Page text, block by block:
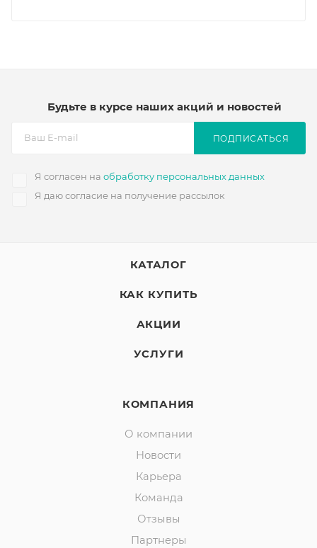
Будьте в курсе наших акций и новостей
Я согласен на обработку персональных данных
Я даю согласие на получение рассылок
ПОДПИСАТЬСЯ
КАТАЛОГ
КАК КУПИТЬ
АКЦИИ
УСЛУГИ
КОМПАНИЯ
О компании
Новости
Карьера
Команда
Отзывы
Партнеры